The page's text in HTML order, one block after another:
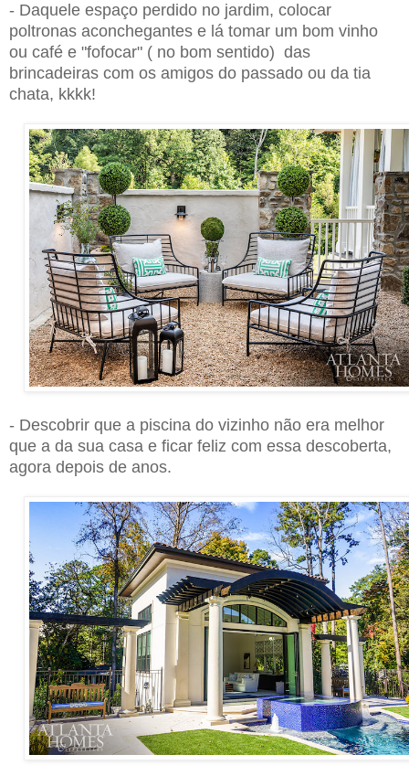
- Daquele espaço perdido no jardim, colocar
poltronas aconchegantes e lá tomar um bom vinho
ou café e "fofocar" ( no bom sentido) das
brincadeiras com os amigos do passado ou da tia
chata, kkkk!
- Descobrir que a piscina do vizinho não era melhor
que a da sua casa e ficar feliz com essa descoberta,
agora depois de anos.